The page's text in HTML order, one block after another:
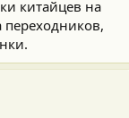
на Alpine и на
ни
JBL. Пришли к
провода от
китайцев на